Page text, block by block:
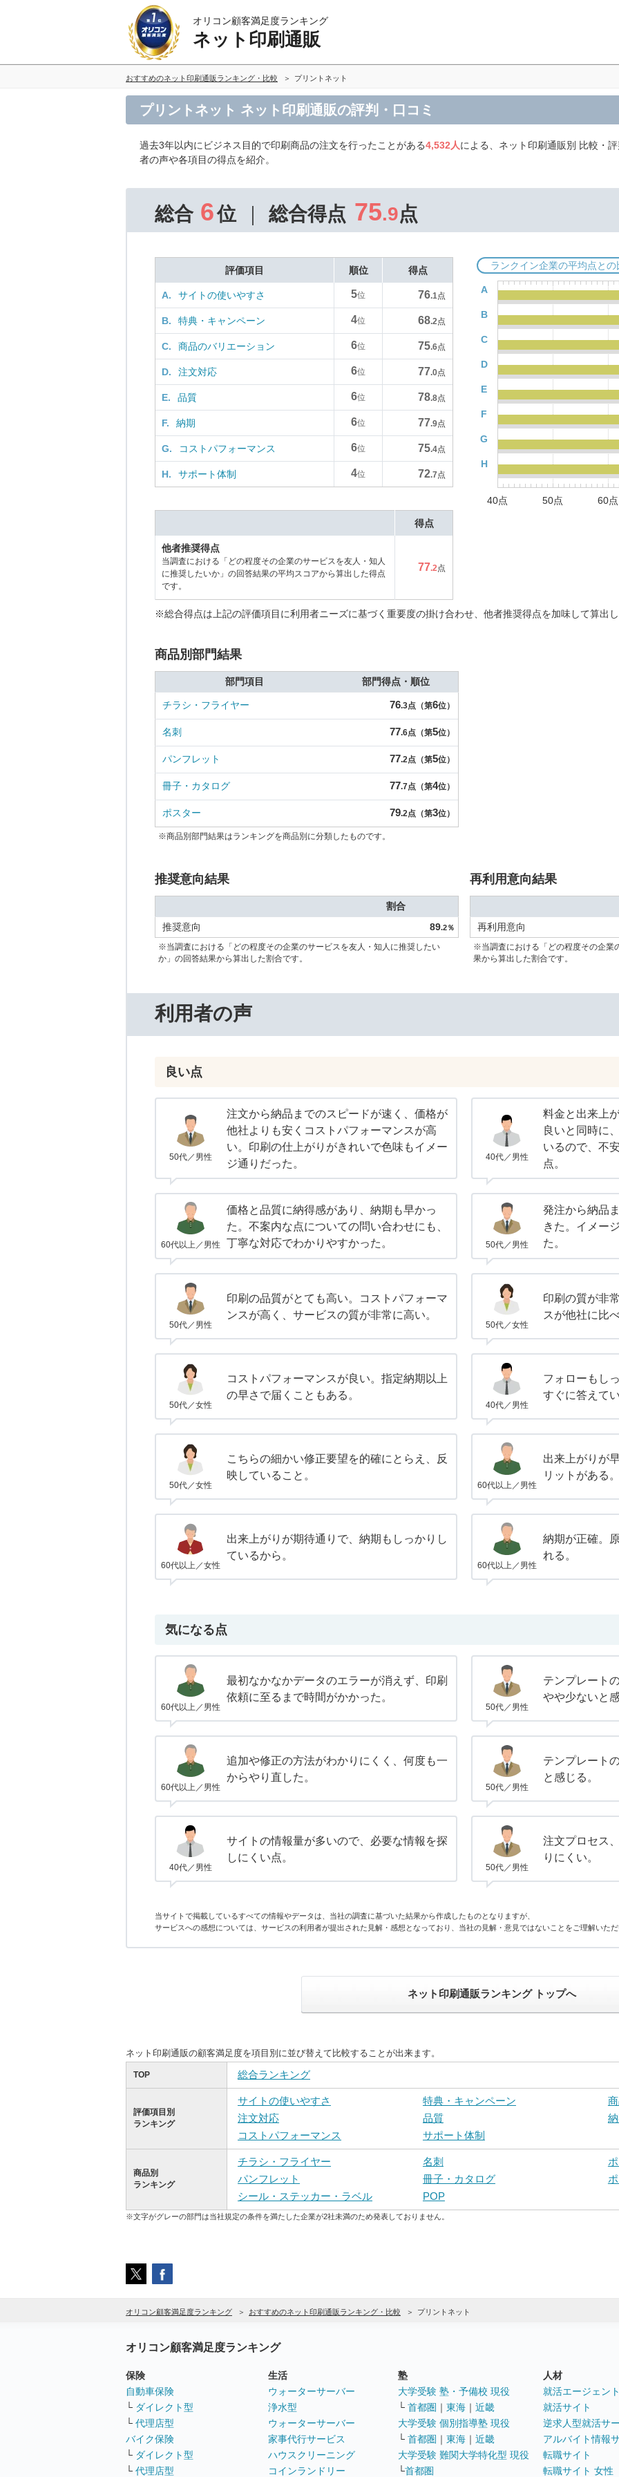
オリコン顧客満足度ランキング
ネット印刷通販
おすすめのネット印刷通販ランキング・比較 プリントネット
プリントネット ネット印刷通販の評判・口コミ
過去3年以内にビジネス目的で印刷商品の注文を行ったことがある4,532人による、ネット印刷通販別 比較・
者の声や各項目の得点を紹介。
総合 6位 総合得点 75.9点
評価項目 順位 得点
A. サイトの使いやすさ 5位 76.1点
B. 特典・キャンペーン 4位 68.2点
C. 商品のバリエーション 6位 75.6点
D. 注文対応 6位 77.0点
E. 品質 6位 78.8点
F. 納期 6位 77.9点
G. コストパフォーマンス 6位 75.4点
H. サポート体制 4位 72.7点
ランクイン企業の平均点との
A
B
C
D
E
F
G
H
40点 50点 60点
得点
他者推奨得点
当調査における「どの程度その企業のサービスを友人・知人
に推奨したいか」の回答結果の平均スコアから算出した得点
です。
77.2点
※総合得点は上記の評価項目に利用者ニーズに基づく重要度の掛け合わせ、他者推奨得点を加味して算出し
商品別部門結果
部門項目 部門得点・順位
チラシ・フライヤー 76.3点（第6位）
名刺 77.6点（第5位）
パンフレット 77.2点（第5位）
冊子・カタログ 77.7点（第4位）
ポスター 79.2点（第3位）
※商品別部門結果はランキングを商品別に分類したものです。
推奨意向結果
割合
推奨意向
89.2％
※当調査における「どの程度その企業のサービスを友人・知人に推奨したい
か」の回答結果から算出した割合です。
再利用意向結果
再利用意向
※当調査における「どの程度その企業
果から算出した割合です。
利用者の声
良い点
50代／男性
注文から納品までのスピードが速く、価格が
他社よりも安くコストパフォーマンスが高
い。印刷の仕上がりがきれいで色味もイメー
ジ通りだった。
40代／男性
料金と出来上
良いと同時に
いるので、不
点。
60代以上／男性
価格と品質に納得感があり、納期も早かっ
た。不案内な点についての問い合わせにも、
丁寧な対応でわかりやすかった。
50代／男性
発注から納品
きた。イメー
た。
50代／男性
印刷の品質がとても高い。コストパフォーマ
ンスが高く、サービスの質が非常に高い。
50代／女性
印刷の質が非
スが他社に比
50代／女性
コストパフォーマンスが良い。指定納期以上
の早さで届くこともある。
40代／男性
フォローもし
すぐに答えて
50代／女性
こちらの細かい修正要望を的確にとらえ、反
映していること。
60代以上／男性
出来上がりが
リットがある。
60代以上／女性
出来上がりが期待通りで、納期もしっかりし
ているから。
60代以上／男性
納期が正確。
れる。
気になる点
60代以上／男性
最初なかなかデータのエラーが消えず、印刷
依頼に至るまで時間がかかった。
50代／男性
テンプレート
やや少ないと感
60代以上／男性
追加や修正の方法がわかりにくく、何度も一
からやり直した。
50代／男性
テンプレート
と感じる。
40代／男性
サイトの情報量が多いので、必要な情報を探
しにくい点。
50代／男性
注文プロセス
りにくい。
当サイトで掲載しているすべての情報やデータは、当社の調査に基づいた結果から作成したものとなりますが、
サービスへの感想については、サービスの利用者が提出された見解・感想となっており、当社の見解・意見ではないことをご理解いただ
ネット印刷通販ランキング トップへ
ネット印刷通販の顧客満足度を項目別に並び替えて比較することが出来ます。
TOP 総合ランキング
評価項目別
ランキング
サイトの使いやすさ 特典・キャンペーン
注文対応
品質
コストパフォーマンス
サポート体制
商品別
ランキング
チラシ・フライヤー 名刺
パンフレット
冊子・カタログ
シール・ステッカー・ラベル
POP
※文字がグレーの部門は当社規定の条件を満たした企業が2社未満のため発表しておりません。
オリコン顧客満足度ランキング おすすめのネット印刷通販ランキング・比較 プリントネット
オリコン顧客満足度ランキング
保険
自動車保険
└ ダイレクト型
└ 代理店型
バイク保険
└ ダイレクト型
└ 代理店型
生活
ウォーターサーバー
浄水型
ウォーターサーバー
家事代行サービス
ハウスクリーニング
コインランドリー
塾
大学受験 塾・予備校 現役
└ 首都圏 ｜ 東海 ｜ 近畿
大学受験 個別指導塾 現役
└ 首都圏 ｜ 東海 ｜ 近畿
大学受験 難関大学特化型 現役
└首都圏
人材
就活エージェント
就活サイト
逆求人型就活サ
アルバイト情報
転職サイト
転職サイト 女性